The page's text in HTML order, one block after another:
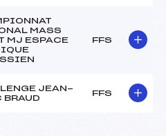
MASS
MJ ESPACE
FFS
JEAN-
BRAUD
FFS